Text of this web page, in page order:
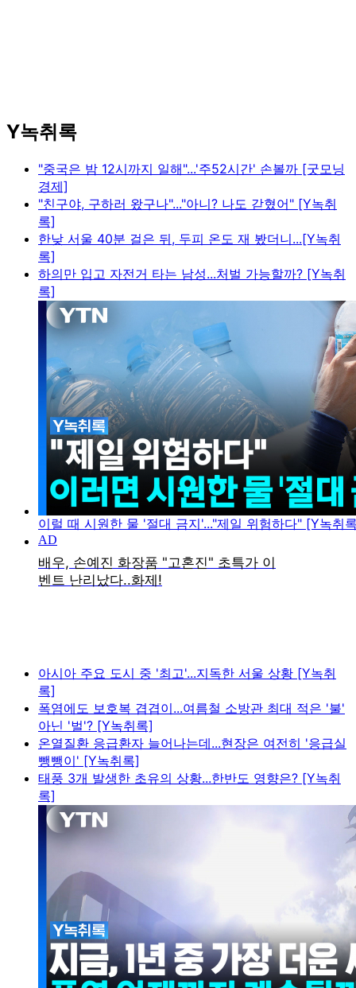
Y녹취록
"중국은 밤 12시까지 일해"...'주52시간' 손볼까 [굿모닝
경제]
"친구야, 구하러 왔구나"..."아니? 나도 갇혔어" [Y녹취
록]
한낮 서울 40분 걸은 뒤, 두피 온도 재 봤더니...[Y녹취
록]
하의만 입고 자전거 타는 남성...처벌 가능할까? [Y녹취
록]
이럴 때 시원한 물 '절대 금지'..."제일 위험하다" [Y녹취
아시아 주요 도시 중 '최고'...지독한 서울 상황 [Y녹취
록]
폭염에도 보호복 겹겹이...여름철 소방관 최대 적은 '불'
아닌 '벌'? [Y녹취록]
온열질환 응급환자 늘어나는데...현장은 여전히 '응급실
뺑뺑이' [Y녹취록]
태풍 3개 발생한 초유의 상황...한반도 영향은? [Y녹취
록]